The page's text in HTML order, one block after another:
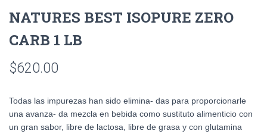
NATURES BEST ISOPURE ZERO
CARB 1 LB
$620.00
Todas las impurezas han sido elimina- das para proporcionarle
una avanza- da mezcla en bebida como sustituto alimenticio con
un gran sabor, libre de lactosa, libre de grasa y con glutamina